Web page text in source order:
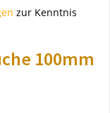
zur Kenntnis
100mm